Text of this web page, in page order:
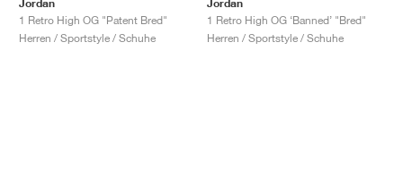
Jordan
1 Retro High OG "Patent Bred"
Herren / Sportstyle / Schuhe
Jordan
1 Retro High OG ‘Banned’ "Bred"
Herren / Sportstyle / Schuhe